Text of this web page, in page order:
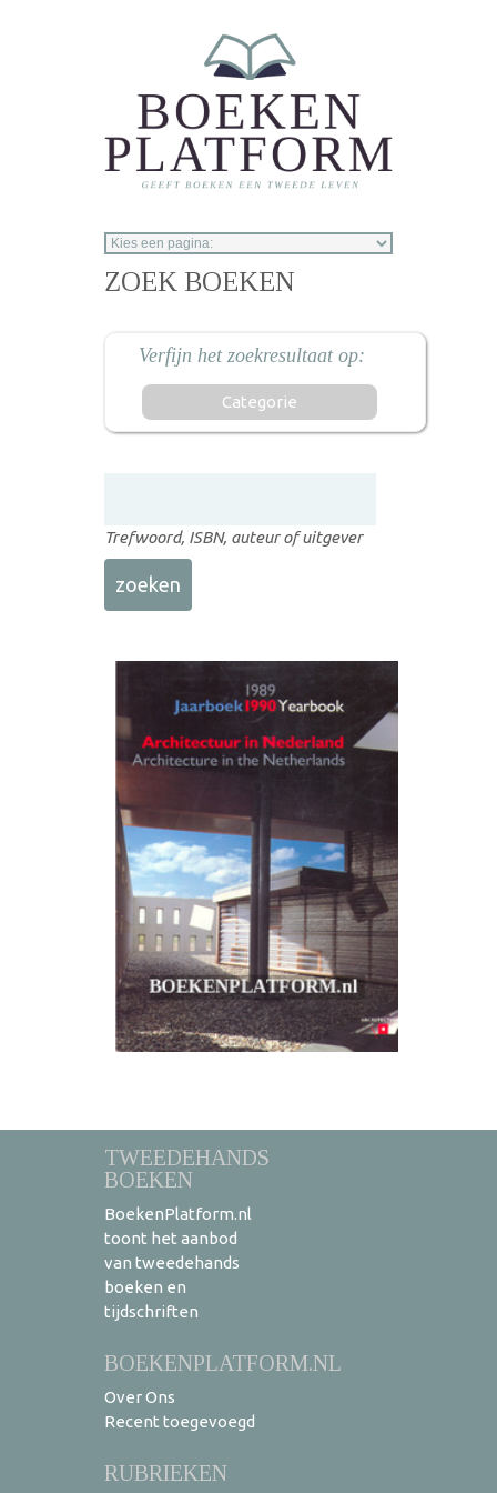
ZOEK BOEKEN
Categorie
Trefwoord, ISBN, auteur of uitgever
TWEEDEHANDS
BOEKEN
BoekenPlatform.nl
toont het aanbod
van tweedehands
boeken en
tijdschriften
BOEKENPLATFORM.NL
Over Ons
Recent toegevoegd
RUBRIEKEN